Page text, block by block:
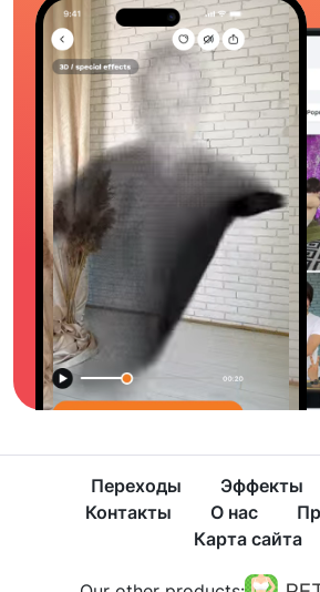
Переходы Эффекты
Контакты
О нас
Карта сайта